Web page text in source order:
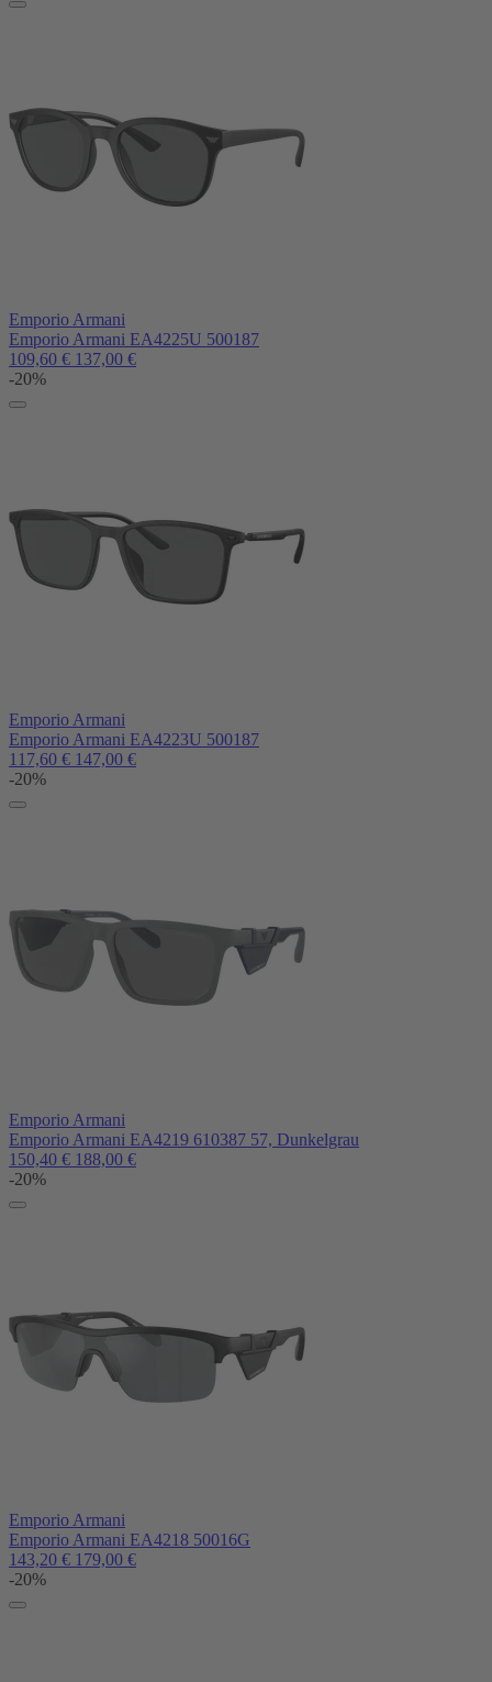
Emporio Armani
Emporio Armani EA4225U 500187
109,60 € 137,00 €
-20%
Emporio Armani
Emporio Armani EA4223U 500187
117,60 € 147,00 €
-20%
Emporio Armani
Emporio Armani EA4219 610387 57, Dunkelgrau
150,40 € 188,00 €
-20%
Emporio Armani
Emporio Armani EA4218 50016G
143,20 € 179,00 €
-20%